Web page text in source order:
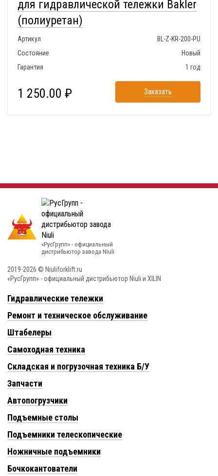
для гидравлической тележки Bakler
(полиуретан)
Артикул
BL-Z-KR-200-PU
Состояние
Новый
Гарантия
1 год
1 250.00 ₽ Заказать
«РусГрупп» - официальный
диcтрибьютор завода Niuli
2019-2026 © Niuliforklift.ru
«РусГрупп» - официальный диcтрибьютор Niuli и XILIN
Гидравлические тележки
Ремонт и техническое обслуживание
Штабелеры
Самоходная техника
Складская и погрузочная техника Б/У
Запчасти
Автопогрузчики
Подъемные столы
Подъемники телескопические
Ножничные подъемники
Бочкокантователи